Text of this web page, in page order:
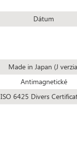
Dátum
Made in Japan (J
Antimagnetické
ISO 6425 Divers